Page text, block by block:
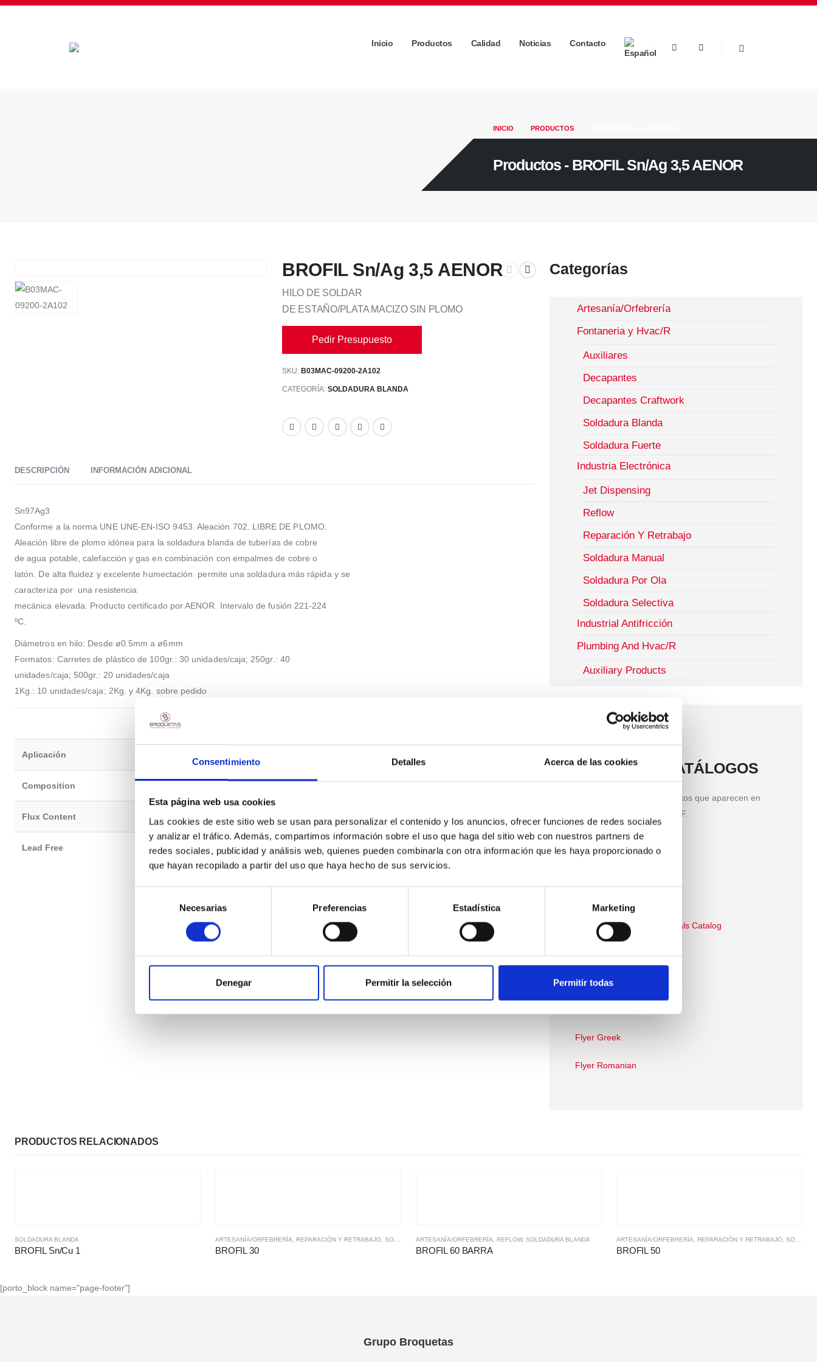
Consentimiento Detalles Acerca de las cookies
Esta página web usa cookies
Las cookies de este sitio web se usan para personalizar el contenido y los anuncios, ofrecer funciones de redes sociales
y analizar el tráfico. Además, compartimos información sobre el uso que haga del sitio web con nuestros partners de
redes sociales, publicidad y análisis web, quienes pueden combinarla con otra información que les haya proporcionado o
que hayan recopilado a partir del uso que haya hecho de sus servicios.
consentimiento
Necesarias Preferencias Estadística Marketing
Denegar Permitir la selección Permitir todas
Inicio Productos Calidad Noticias Contacto
INICIO PRODUCTOS
Productos - BROFIL Sn/Ag 3,5 AENOR
BROFIL Sn/Ag 3,5 AENOR
HILO DE SOLDAR
DE ESTAÑO/PLATA MACIZO SIN PLOMO
Pedir Presupuesto
SKU: B03MAC-09200-2A102
CATEGORÍA: SOLDADURA BLANDA
DESCRIPCIÓN INFORMACIÓN ADICIONAL
Sn97Ag3
Conforme a la norma UNE UNE-EN-ISO 9453. Aleación 702. LIBRE DE PLOMO.
Aleación libre de plomo idónea para la soldadura blanda de tuberías de cobre
de agua potable, calefacción y gas en combinación con empalmes de cobre o
latón. De alta fluidez y excelente humectación permite una soldadura más rápida y se
caracteriza por una resistencia
mecánica elevada. Producto certificado por AENOR. Intervalo de fusión 221-224
ºC.
Diámetros en hilo: Desde ø0.5mm a ø6mm
Formatos: Carretes de plástico de 100gr.: 30 unidades/caja; 250gr.: 40
unidades/caja; 500gr.: 20 unidades/caja
1Kg.: 10 unidades/caja; 2Kg. y 4Kg. sobre pedido
Aplicación
Composition
Flux Content
Lead Free YES
Categorías
Artesanía/Orfebrería
Fontaneria y Hvac/R
Auxiliares
Decapantes
Decapantes Craftwork
Soldadura Blanda
Soldadura Fuerte
Industria Electrónica
Jet Dispensing
Reflow
Reparación Y Retrabajo
Soldadura Manual
Soldadura Por Ola
Soldadura Selectiva
Industrial Antifricción
Plumbing And Hvac/R
Auxiliary Products
NUESTROS CATÁLOGOS
Encuentra todos los productos que aparecen en
nuestra web en formato PDF.
Catálogo Broquetas
Electronic Soldering Materials Catalog
Flyer English
Flyer Deutch
Flyer Greek
Flyer Romanian
PRODUCTOS RELACIONADOS
SOLDADURA BLANDA
BROFIL Sn/Cu 1
ARTESANÍA/ORFEBRERÍA REPARACIÓN Y RETRABAJO SOLDADURA BLANDA
BROFIL 30
ARTESANÍA/ORFEBRERÍA REFLOW, SOLDADURA BLANDA
BROFIL 60 BARRA
ARTESANÍA/ORFEBRERÍA REPARACIÓN Y RETRABAJO SOLDADURA BLANDA
BROFIL 50
[porto_block name="page-footer"]
Grupo Broquetas